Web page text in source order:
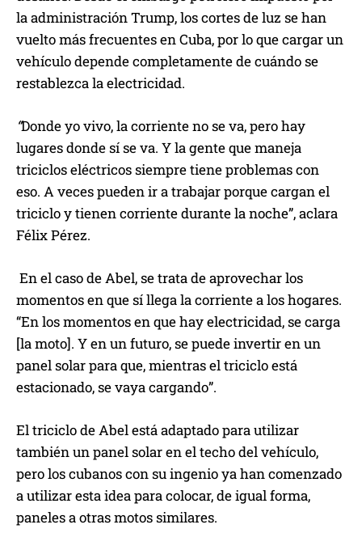
la administración Trump, los cortes de luz se han
vuelto más frecuentes en Cuba, por lo que cargar un
vehículo depende completamente de cuándo se
restablezca la electricidad.
“Donde yo vivo, la corriente no se va, pero hay
lugares donde sí se va. Y la gente que maneja
triciclos eléctricos siempre tiene problemas con
eso. A veces pueden ir a trabajar porque cargan el
triciclo y tienen corriente durante la noche”, aclara
Félix Pérez.
En el caso de Abel, se trata de aprovechar los
momentos en que sí llega la corriente a los hogares.
“En los momentos en que hay electricidad, se carga
[la moto]. Y en un futuro, se puede invertir en un
panel solar para que, mientras el triciclo está
estacionado, se vaya cargando”.
El triciclo de Abel está adaptado para utilizar
también un panel solar en el techo del vehículo,
pero los cubanos con su ingenio ya han comenzado
a utilizar esta idea para colocar, de igual forma,
paneles a otras motos similares.